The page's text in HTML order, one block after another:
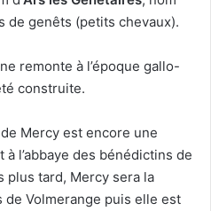
de genêts (petits chevaux).
remonte à l’époque gallo-
construite.
Mercy est encore une
à l’abbaye des bénédictins de
plus tard, Mercy sera la
Volmerange puis elle est